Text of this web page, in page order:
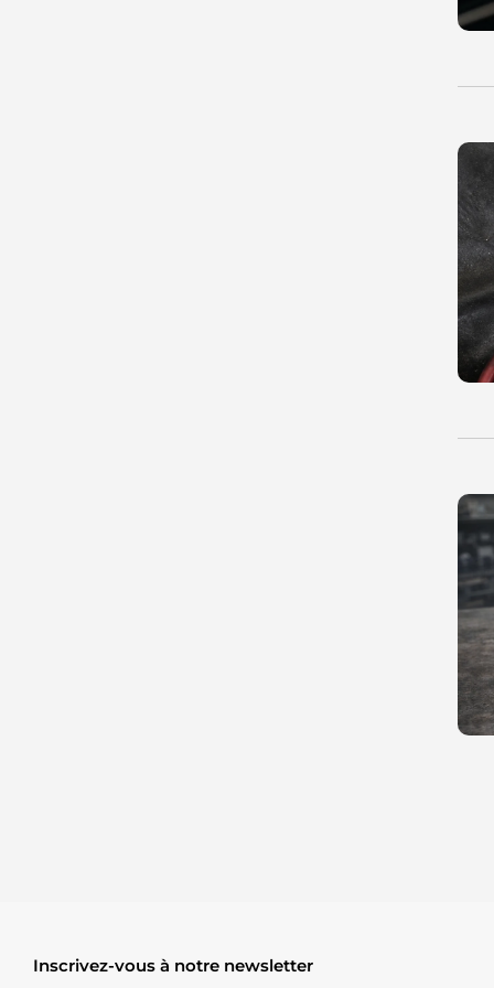
Inscrivez-vous à notre newsletter